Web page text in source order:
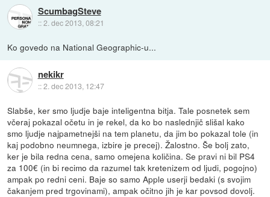
ScumbagSteve
::2. dec 2013, 08:21
Ko govedo na National Geographic-u...
nekikr
::2. dec 2013, 12:47
Slabše, ker smo ljudje baje inteligentna bitja. Tale posnetek sem
včeraj pokazal očetu in je rekel, da ko bo naslednjič slišal kako
smo ljudje najpametnejši na tem planetu, da jim bo pokazal tole (in
kaj podobno neumnega, izbire je precej). Žalostno. Še bolj zato,
ker je bila redna cena, samo omejena količina. Se pravi ni bil PS4
za 100€ (in bi recimo da razumel tak kretenizem od ljudi, pogojno)
ampak po redni ceni. Baje so samo Apple userji bedaki (s svojim
čakanjem pred trgovinami), ampak očitno jih je kar povsod dovolj.